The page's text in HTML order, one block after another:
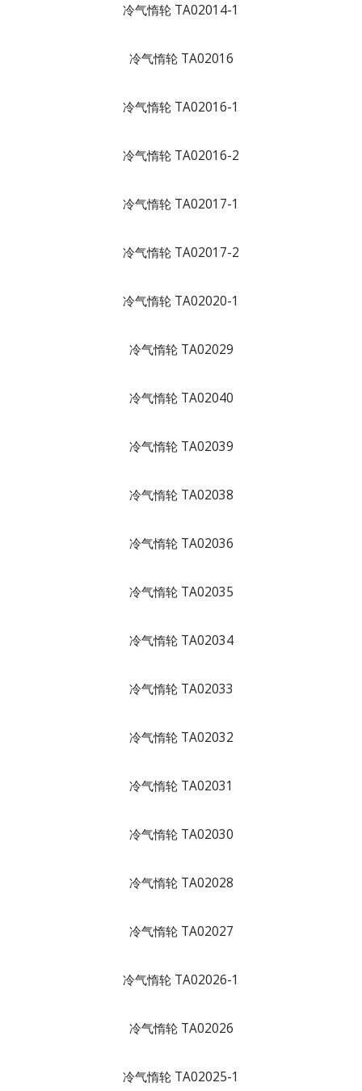
冷气惰轮 TA02014-1
冷气惰轮 TA02016
冷气惰轮 TA02016-1
冷气惰轮 TA02016-2
冷气惰轮 TA02017-1
冷气惰轮 TA02017-2
冷气惰轮 TA02020-1
冷气惰轮 TA02029
冷气惰轮 TA02040
冷气惰轮 TA02039
冷气惰轮 TA02038
冷气惰轮 TA02036
冷气惰轮 TA02035
冷气惰轮 TA02034
冷气惰轮 TA02033
冷气惰轮 TA02032
冷气惰轮 TA02031
冷气惰轮 TA02030
冷气惰轮 TA02028
冷气惰轮 TA02027
冷气惰轮 TA02026-1
冷气惰轮 TA02026
冷气惰轮 TA02025-1